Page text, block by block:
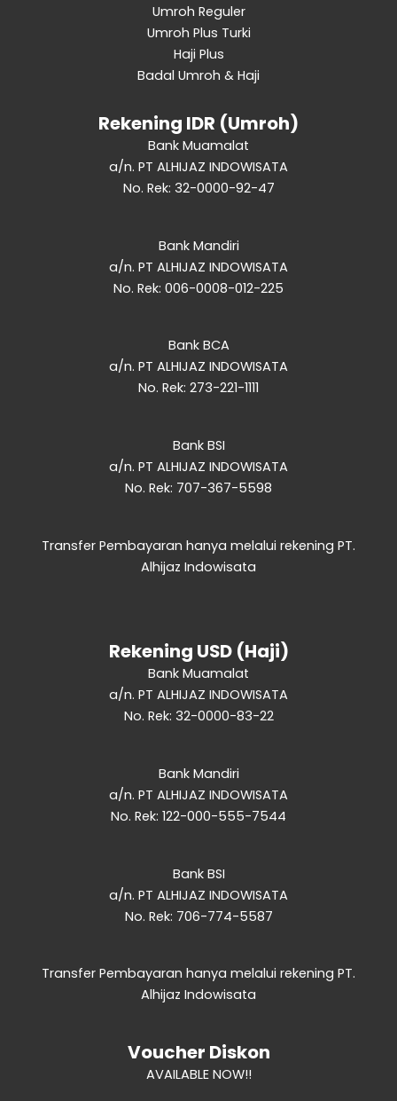
Umroh Reguler
Umroh Plus Turki
Haji Plus
Badal Umroh & Haji
Rekening IDR (Umroh)
Bank Muamalat
a/n. PT ALHIJAZ INDOWISATA
No. Rek: 32-0000-92-47
Bank Mandiri
a/n. PT ALHIJAZ INDOWISATA
No. Rek: 006-0008-012-225
Bank BCA
a/n. PT ALHIJAZ INDOWISATA
No. Rek: 273-221-1111
Bank BSI
a/n. PT ALHIJAZ INDOWISATA
No. Rek: 707-367-5598
Transfer Pembayaran hanya melalui rekening PT.
Alhijaz Indowisata
Rekening USD (Haji)
Bank Muamalat
a/n. PT ALHIJAZ INDOWISATA
No. Rek: 32-0000-83-22
Bank Mandiri
a/n. PT ALHIJAZ INDOWISATA
No. Rek: 122-000-555-7544
Bank BSI
a/n. PT ALHIJAZ INDOWISATA
No. Rek: 706-774-5587
Transfer Pembayaran hanya melalui rekening PT.
Alhijaz Indowisata
Voucher Diskon
AVAILABLE NOW!!